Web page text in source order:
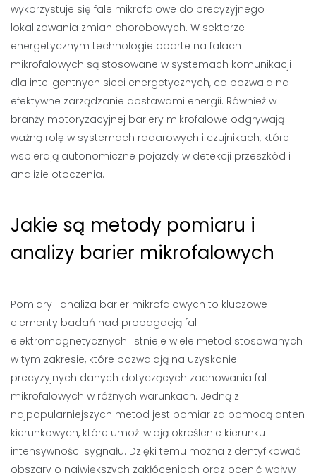
wykorzystuje się fale mikrofalowe do precyzyjnego
lokalizowania zmian chorobowych. W sektorze
energetycznym technologie oparte na falach
mikrofalowych są stosowane w systemach komunikacji
dla inteligentnych sieci energetycznych, co pozwala na
efektywne zarządzanie dostawami energii. Również w
branży motoryzacyjnej bariery mikrofalowe odgrywają
ważną rolę w systemach radarowych i czujnikach, które
wspierają autonomiczne pojazdy w detekcji przeszkód i
analizie otoczenia.
Jakie są metody pomiaru i
analizy barier mikrofalowych
Pomiary i analiza barier mikrofalowych to kluczowe
elementy badań nad propagacją fal
elektromagnetycznych. Istnieje wiele metod stosowanych
w tym zakresie, które pozwalają na uzyskanie
precyzyjnych danych dotyczących zachowania fal
mikrofalowych w różnych warunkach. Jedną z
najpopularniejszych metod jest pomiar za pomocą anten
kierunkowych, które umożliwiają określenie kierunku i
intensywności sygnału. Dzięki temu można zidentyfikować
obszary o największych zakłóceniach oraz ocenić wpływ